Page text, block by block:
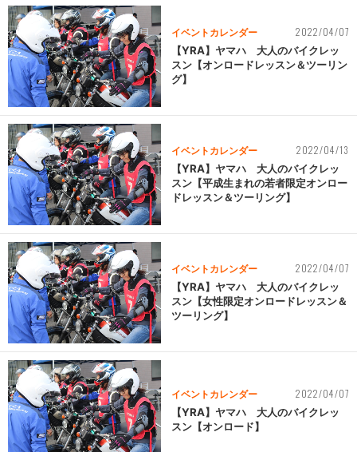
イベントカレンダー 2022/04/07
【YRA】ヤマハ 大人のバイクレッ
スン【オンロードレッスン＆ツーリン
グ】
イベントカレンダー 2022/04/13
【YRA】ヤマハ 大人のバイクレッ
スン【平成生まれの若者限定オンロー
ドレッスン＆ツーリング】
イベントカレンダー 2022/04/07
【YRA】ヤマハ 大人のバイクレッ
スン【女性限定オンロードレッスン＆
ツーリング】
イベントカレンダー 2022/04/07
【YRA】ヤマハ 大人のバイクレッ
スン【オンロード】